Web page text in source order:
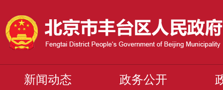
新闻动态 政务公开